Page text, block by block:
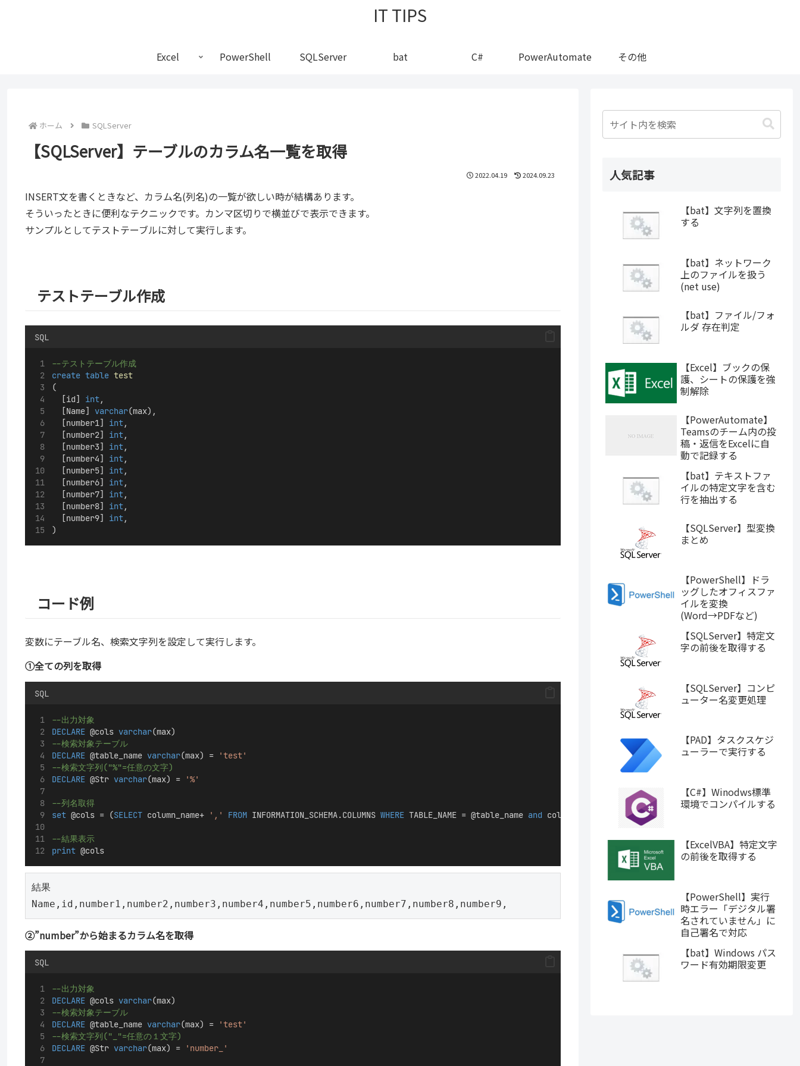
IT TIPS
Excel PowerShell SQLServer bat C# PowerAutomate その他
ホーム SQLServer
【SQLServer】テーブルのカラム名一覧を取得
2022.04.19 2024.09.23
INSERT文を書くときなど、カラム名(列名)の一覧が欲しい時が結構あります。
そういったときに便利なテクニックです。カンマ区切りで横並びで表示できます。
サンプルとしてテストテーブルに対して実行します。
テストテーブル作成
SQL
--テストテーブル作成
create table test
(
	[id]
int,
	[Name]
varchar(max),
	[number1]
int,
	[number2]
int,
	[number3]
int,
	[number4]
int,
	[number5]
int,
	[number6]
int,
	[number7]
int,
	[number8]
int,
	[number9]
int,
)
コード例
変数にテーブル名、検索文字列を設定して実行します。
①全ての列を取得
SQL
--出力対象
DECLARE @cols varchar
--検索対象テーブル
DECLARE @table_name varchar(max) =
'test'
--検索文字列("%"=任意の文字)
DECLARE @Str varchar(max) = '%'
--列名取得
set @cols = (SELECT column_name+ ',' FROM INFORMATION_SCHEMA.COLUMNS WHERE TABLE_NAME = @table_name and column_name @Str FOR
--結果表示
print @cols
結果
Name,id,number1,number2,number3,number4,number5,number6,number7,number8,number9,
②”number”から始まるカラム名を取得
SQL
--出力対象
DECLARE @cols varchar
--検索対象テーブル
DECLARE @table_name varchar(max) =
'test'
--検索文字列("_"=任意の１文字)
DECLARE @Str varchar(max) = 'number_'
人気記事
【bat】文字列を置換
する
【bat】ネットワーク
上のファイルを扱う
(net use)
【bat】ファイル/フォ
ルダ 存在判定
【Excel】ブックの保
護、シートの保護を強
制解除
【PowerAutomate】
Teamsのチーム内の投
稿・返信をExcelに自
動で記録する
【bat】テキストファ
イルの特定文字を含む
行を抽出する
【SQLServer】型変換
まとめ
【PowerShell】ドラ
ッグしたオフィスファ
イルを変換
(Word→PDFなど)
【SQLServer】特定文
字の前後を取得する
【SQLServer】コンピ
ューター名変更処理
【PAD】タスクスケジ
ューラーで実行する
【C#】Winodws標準
環境でコンパイルする
【ExcelVBA】特定文字
の前後を取得する
【PowerShell】実行
時エラー「デジタル署
名されていません」に
自己署名で対応
【bat】Windows パス
ワード有効期限変更